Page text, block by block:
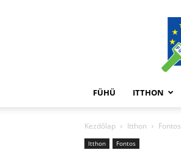
FÜHÜ ITTHON
Kezdőlap Itthon Fontos
Itthon Fontos